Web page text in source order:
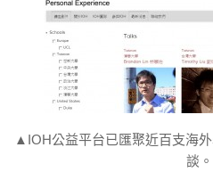
▲IOH公益平台已匯聚近百支海
談。